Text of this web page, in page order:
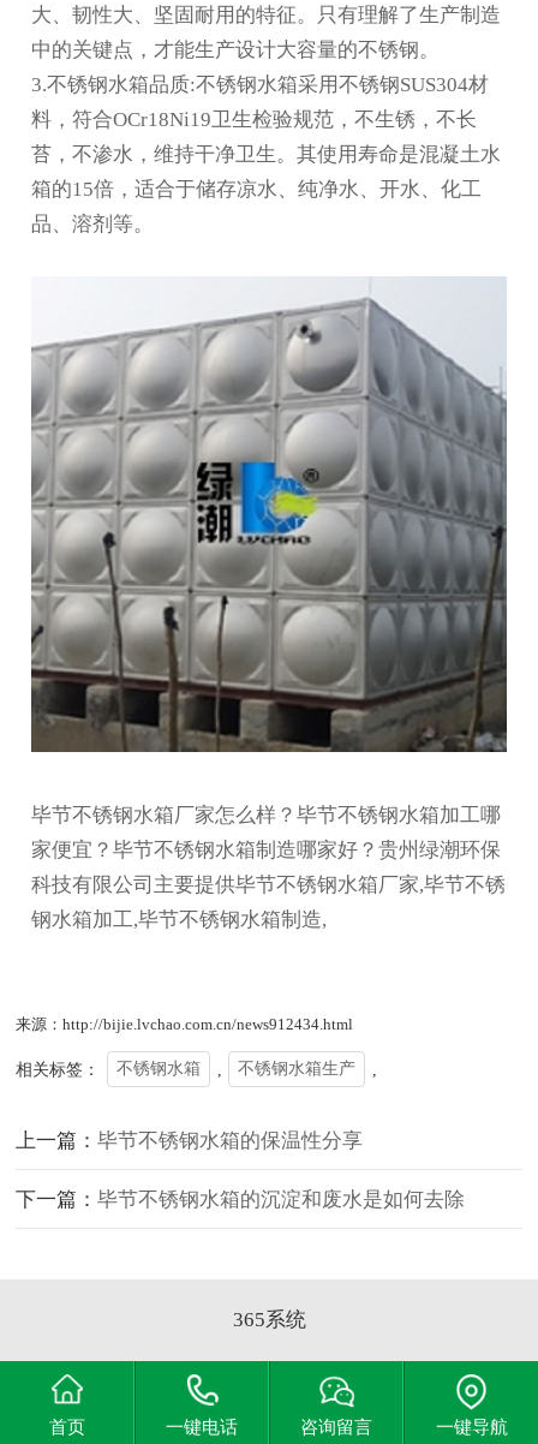
大、韧性大、坚固耐用的特征。只有理解了生产制造
中的关键点，才能生产设计大容量的不锈钢。
3.不锈钢水箱品质:不锈钢水箱采用不锈钢SUS304材
料，符合OCr18Ni19卫生检验规范，不生锈，不长
苔，不渗水，维持干净卫生。其使用寿命是混凝土水
箱的15倍，适合于储存凉水、纯净水、开水、化工
品、溶剂等。
毕节不锈钢水箱厂家怎么样？毕节不锈钢水箱加工哪
家便宜？毕节不锈钢水箱制造哪家好？贵州绿潮环保
科技有限公司主要提供毕节不锈钢水箱厂家,毕节不锈
钢水箱加工,毕节不锈钢水箱制造,
来源：http://bijie.lvchao.com.cn/news912434.html
相关标签： 不锈钢水箱 不锈钢水箱生产
上一篇：毕节不锈钢水箱的保温性分享
下一篇：毕节不锈钢水箱的沉淀和废水是如何去除
365系统
首页 一键电话 咨询留言 一键导航